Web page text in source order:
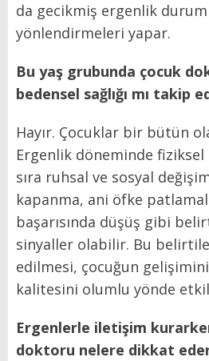
da gecikmiş ergenlik
yönlendirmeleri yapar.
Bu yaş grubunda çocuk
bedensel sağlığı mı takip
Hayır. Çocuklar bir bütün
Ergenlik döneminde fiziksel
sıra ruhsal ve sosyal
kapanma, ani öfke
başarısında düşüş gibi
sinyaller olabilir. Bu
edilmesi, çocuğun
kalitesini olumlu yönde
Ergenlerle iletişim
doktoru nelere dikkat